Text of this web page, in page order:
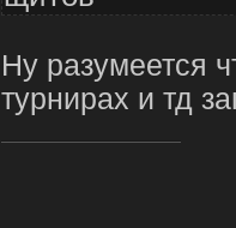
Ну разумеется
турнирах и тд